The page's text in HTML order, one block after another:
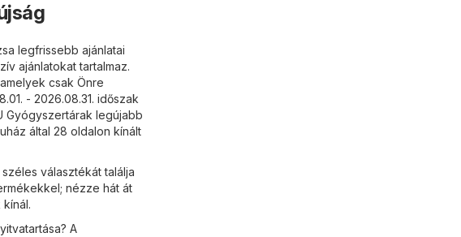
legfrissebb ajánlatai
ajánlatokat tartalmaz.
csak Önre
- 2026.08.31. időszak
Gyógyszertárak legújabb
által 28 oldalon kínált
választékát találja
nézze hát át
A